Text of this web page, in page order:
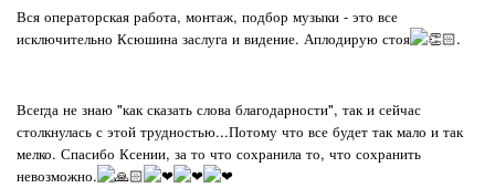
Вся операторская работа, монтаж, подбор музыки - это все
исключительно Ксюшина заслуга и видение. Аплодирую стоя
.
Всегда не знаю "как сказать слова благодарности", так и сейчас
столкнулась с этой трудностью...Потому что все будет так мало и так
мелко. Спасибо Ксении, за то что сохранила то, что сохранить
невозможно.